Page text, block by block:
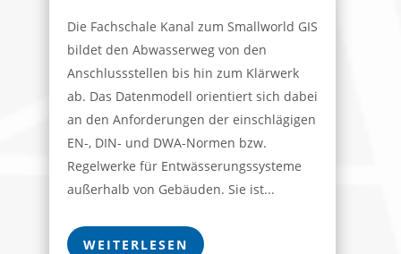
Die Fachschale Kanal zum Smallworld GIS
bildet den Abwasserweg von den
Anschlussstellen bis hin zum Klärwerk
ab. Das Datenmodell orientiert sich dabei
an den Anforderungen der einschlägigen
EN-, DIN- und DWA-Normen bzw.
Regelwerke für Entwässerungssysteme
außerhalb von Gebäuden. Sie ist...
WEITERLESEN